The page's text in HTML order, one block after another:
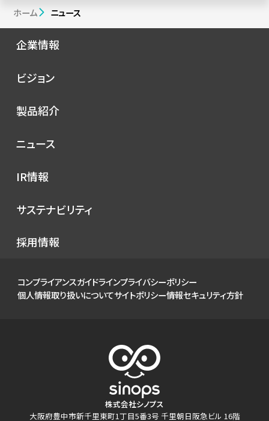
ホーム ニュース
企業情報
会社概要
ビジョン
トップメッセージ
製品紹介
コンセプト
シノプスのこだわり
ニュース
プレスリリース
イベント
お知らせ
IR情報
IRニュース
財務ハイライト
IRライブラリ
サステナビリティ
環境
ガバナンス
採用情報
コンプライアンスガイドラインプライバシーポリシー
個人情報取り扱いについてサイトポリシー情報セキュリティ方針
株式会社シノプス
大阪府豊中市新千里東町1丁目5番3号 千里朝日阪急ビル 16階